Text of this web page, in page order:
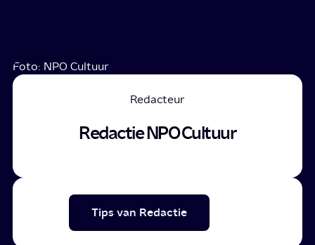
Foto: NPO Cultuur
Redacteur
Redactie NPO Cultuur
Tips van Redactie